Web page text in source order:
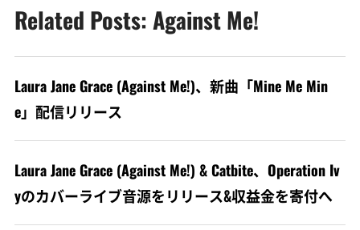
Related Posts: Against Me!
Laura Jane Grace (Against Me!)、新曲「Mine Me Min
e」配信リリース
Laura Jane Grace (Against Me!) & Catbite、Operation Iv
yのカバーライブ音源をリリース&収益金を寄付へ